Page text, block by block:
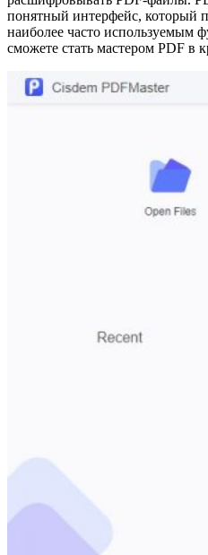
понятный интерфейс, который
наиболее часто используемым
сможете стать мастером PDF в